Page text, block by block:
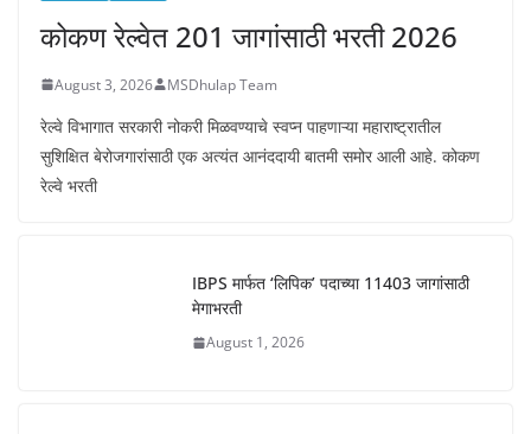
कोकण रेल्वेत 201 जागांसाठी भरती 2026
August 3, 2026 MSDhulap Team
रेल्वे विभागात सरकारी नोकरी मिळवण्याचे स्वप्न पाहणाऱ्या महाराष्ट्रातील
सुशिक्षित बेरोजगारांसाठी एक अत्यंत आनंददायी बातमी समोर आली आहे. कोकण
रेल्वे भरती
IBPS मार्फत ‘लिपिक’ पदाच्या 11403 जागांसाठी
मेगाभरती
August 1, 2026